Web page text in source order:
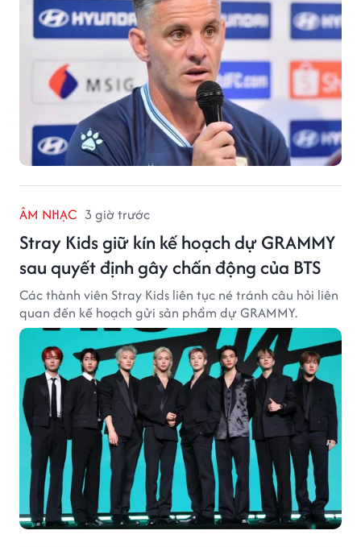
ÂM NHẠC 3 giờ trước
Stray Kids giữ kín kế hoạch dự GRAMMY
sau quyết định gây chấn động của BTS
Các thành viên Stray Kids liên tục né tránh câu hỏi liên
quan đến kế hoạch gửi sản phẩm dự GRAMMY.